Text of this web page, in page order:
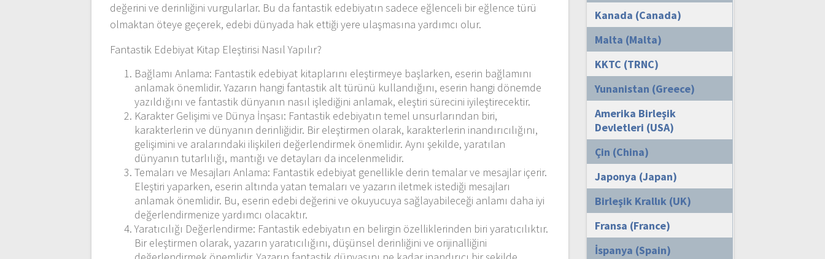
değerini ve derinliğini vurgularlar. Bu da fantastik edebiyatın sadece eğlenceli bir eğlence türü
olmaktan öteye geçerek, edebi dünyada hak ettiği yere ulaşmasına yardımcı olur.
Fantastik Edebiyat Kitap Eleştirisi Nasıl Yapılır?
Bağlamı Anlama: Fantastik edebiyat kitaplarını eleştirmeye başlarken, eserin bağlamını
anlamak önemlidir. Yazarın hangi fantastik alt türünü kullandığını, eserin hangi dönemde
yazıldığını ve fantastik dünyanın nasıl işlediğini anlamak, eleştiri sürecini iyileştirecektir.
Karakter Gelişimi ve Dünya İnşası: Fantastik edebiyatın temel unsurlarından biri,
karakterlerin ve dünyanın derinliğidir. Bir eleştirmen olarak, karakterlerin inandırıcılığını,
gelişimini ve aralarındaki ilişkileri değerlendirmek önemlidir. Aynı şekilde, yaratılan
dünyanın tutarlılığı, mantığı ve detayları da incelenmelidir.
Temaları ve Mesajları Anlama: Fantastik edebiyat genellikle derin temalar ve mesajlar içerir.
Eleştiri yaparken, eserin altında yatan temaları ve yazarın iletmek istediği mesajları
anlamak önemlidir. Bu, eserin edebi değerini ve okuyucuya sağlayabileceği anlamı daha iyi
değerlendirmenize yardımcı olacaktır.
Yaratıcılığı Değerlendirme: Fantastik edebiyatın en belirgin özelliklerinden biri yaratıcılıktır.
Bir eleştirmen olarak, yazarın yaratıcılığını, düşünsel derinliğini ve orijinalliğini
Kanada (Canada)
Malta (Malta)
KKTC (TRNC)
Yunanistan (Greece)
Amerika Birleşik
Devletleri (USA)
Çin (China)
Japonya (Japan)
Birleşik Krallık (UK)
Fransa (France)
İspanya (Spain)